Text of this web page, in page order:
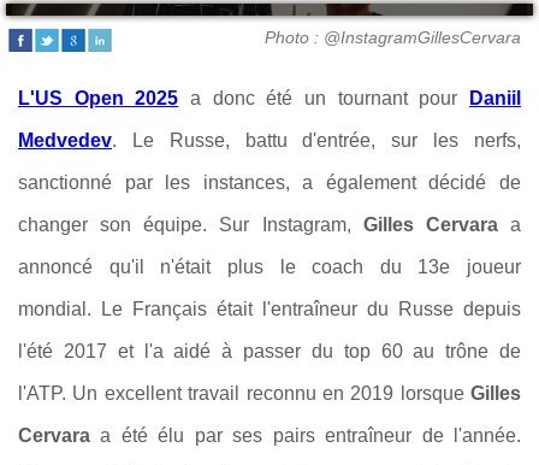
Photo : @InstagramGillesCervara
L'US Open 2025 a donc été un tournant pour Daniil
Medvedev. Le Russe, battu d'entrée, sur les nerfs,
sanctionné par les instances, a également décidé de
changer son équipe. Sur Instagram, Gilles Cervaraa
annoncé qu'il n'était plus le coach du 13e joueur
mondial. Le Français était l'entraîneur du Russe depuis
l'été 2017 et l'a aidé à passer du top 60 au trône de
l'ATP. Un excellent travail reconnu en 2019 lorsque Gilles
Cervara a été élu par ses pairs entraîneur de l'année.